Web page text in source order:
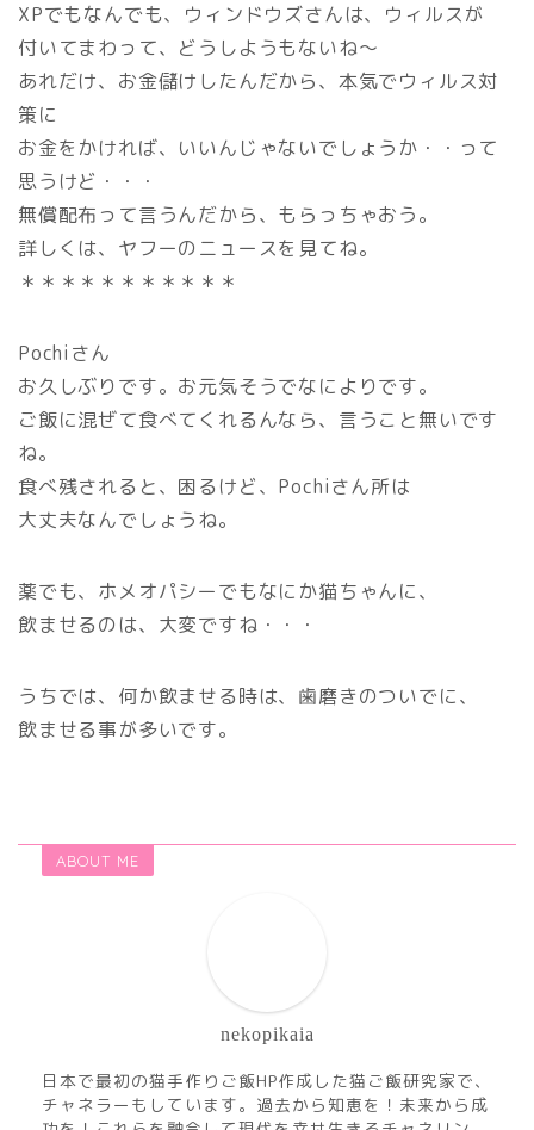
XPでもなんでも、ウィンドウズさんは、ウィルスが
付いてまわって、どうしようもないね～
あれだけ、お金儲けしたんだから、本気でウィルス対
策に
お金をかければ、いいんじゃないでしょうか・・って
思うけど・・・
無償配布って言うんだから、もらっちゃおう。
詳しくは、ヤフーのニュースを見てね。
＊＊＊＊＊＊＊＊＊＊＊
Pochiさん
お久しぶりです。お元気そうでなによりです。
ご飯に混ぜて食べてくれるんなら、言うこと無いです
ね。
食べ残されると、困るけど、Pochiさん所は
大丈夫なんでしょうね。
薬でも、ホメオパシーでもなにか猫ちゃんに、
飲ませるのは、大変ですね・・・
うちでは、何か飲ませる時は、歯磨きのついでに、
飲ませる事が多いです。
ABOUT ME
nekopikaia
日本で最初の猫手作りご飯HP作成した猫ご飯研究家で、
チャネラーもしています。過去から知恵を！未来から成